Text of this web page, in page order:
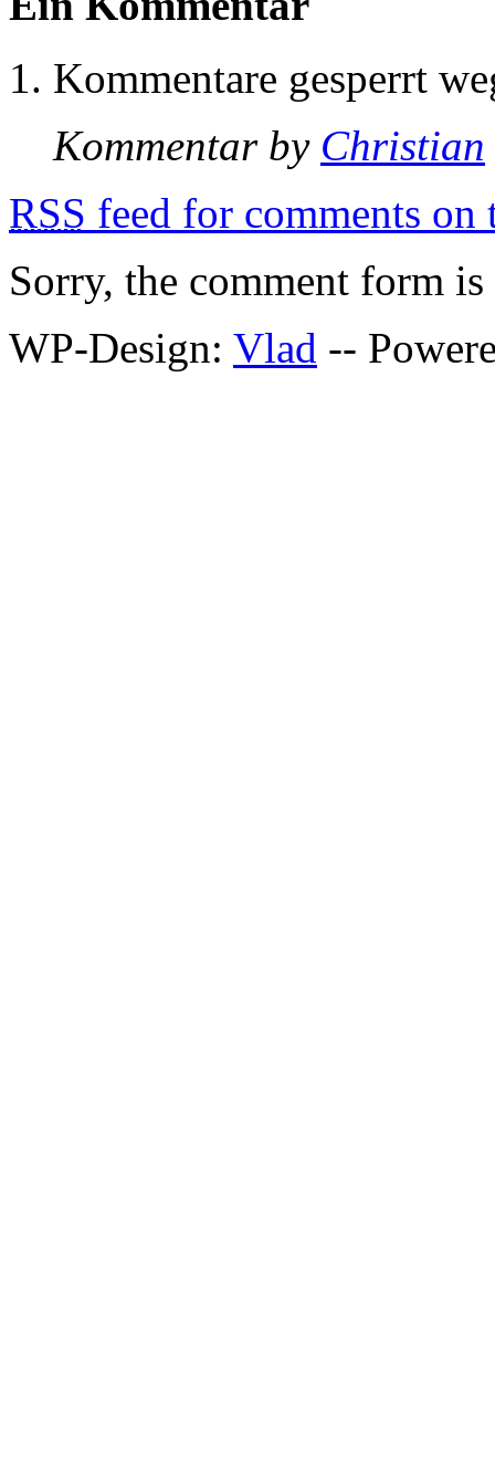
Kommentare gesperrt
Kommentar by Christian
RSS feed for comments on
Sorry, the comment form
WP-Design: Vlad --